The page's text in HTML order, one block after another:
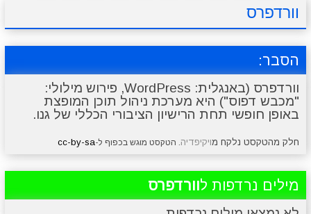
יצירה משחקי בנות אשליות חדשות
מתכונים טריוויה מגניבים סרטונים
וורדפרס
הסבר:
וורדפרס (באנגלית: WordPress, פירוש מילולי:
"מכבש דפוס") היא מערכת ניהול תוכן המופצת
באופן חופשי תחת הרישיון הציבורי הכללי של גנו.
חלק מהטקסט נלקח מויקיפדיה . הטקסט מוגש בכפוף ל-cc-by-sa
מילים נרדפות לוורדפרס